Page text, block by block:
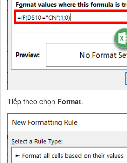
Tiếp theo chọn Format.